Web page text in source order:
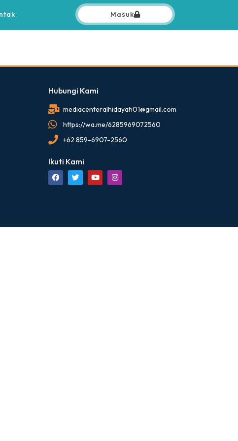
Masuk
Hubungi Kami
mediacenteralhidayah01@gmail.com
https://wa.me/6285969072560
+62 859-6907-2560
Ikuti Kami